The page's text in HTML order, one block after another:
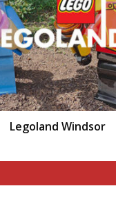
Legoland Windsor